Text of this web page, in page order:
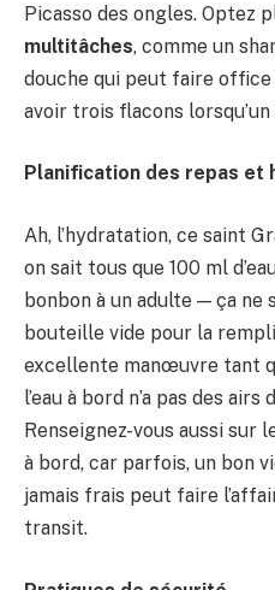
Picasso des ongles. Optez
multitâches, comme un
douche qui peut faire office
avoir trois flacons
Planification des repas et
Ah, l’hydratation, ce saint
on sait tous que 100 ml
bonbon à un adulte — ça ne
bouteille vide pour la
excellente manœuvre tant
l’eau à bord n’a pas des
Renseignez-vous aussi sur
à bord, car parfois, un bon
jamais frais peut faire
transit.